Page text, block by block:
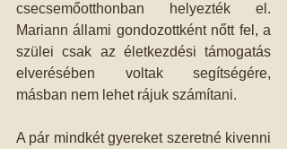
csecsemőotthonban helyezték el.
Mariann állami gondozottként nőtt fel, a
szülei csak az életkezdési támogatás
elverésében voltak segítségére,
másban nem lehet rájuk számítani.
A pár mindkét gyereket szeretné kivenni